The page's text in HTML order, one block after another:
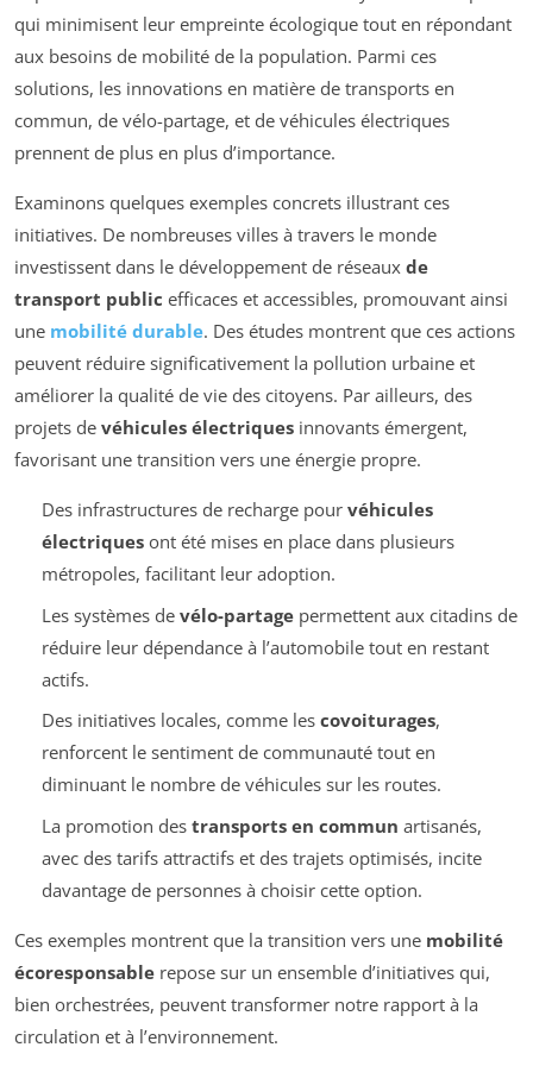
qui minimisent leur empreinte écologique tout en répondant
aux besoins de mobilité de la population. Parmi ces
solutions, les innovations en matière de transports en
commun, de vélo-partage, et de véhicules électriques
prennent de plus en plus d’importance.
Examinons quelques exemples concrets illustrant ces
initiatives. De nombreuses villes à travers le monde
investissent dans le développement de réseaux de
transport public efficaces et accessibles, promouvant ainsi
une mobilité durable. Des études montrent que ces actions
peuvent réduire significativement la pollution urbaine et
améliorer la qualité de vie des citoyens. Par ailleurs, des
projets de véhicules électriques innovants émergent,
favorisant une transition vers une énergie propre.
Des infrastructures de recharge pour véhicules
électriquesont été mises en place dans plusieurs
métropoles, facilitant leur adoption.
Les systèmes de vélo-partagepermettent aux citadins de
réduire leur dépendance à l’automobile tout en restant
actifs.
Des initiatives locales, comme les covoiturages,
renforcent le sentiment de communauté tout en
diminuant le nombre de véhicules sur les routes.
La promotion des transports en commun artisanés,
avec des tarifs attractifs et des trajets optimisés, incite
davantage de personnes à choisir cette option.
Ces exemples montrent que la transition vers une mobilité
écoresponsable repose sur un ensemble d’initiatives qui,
bien orchestrées, peuvent transformer notre rapport à la
circulation et à l’environnement.